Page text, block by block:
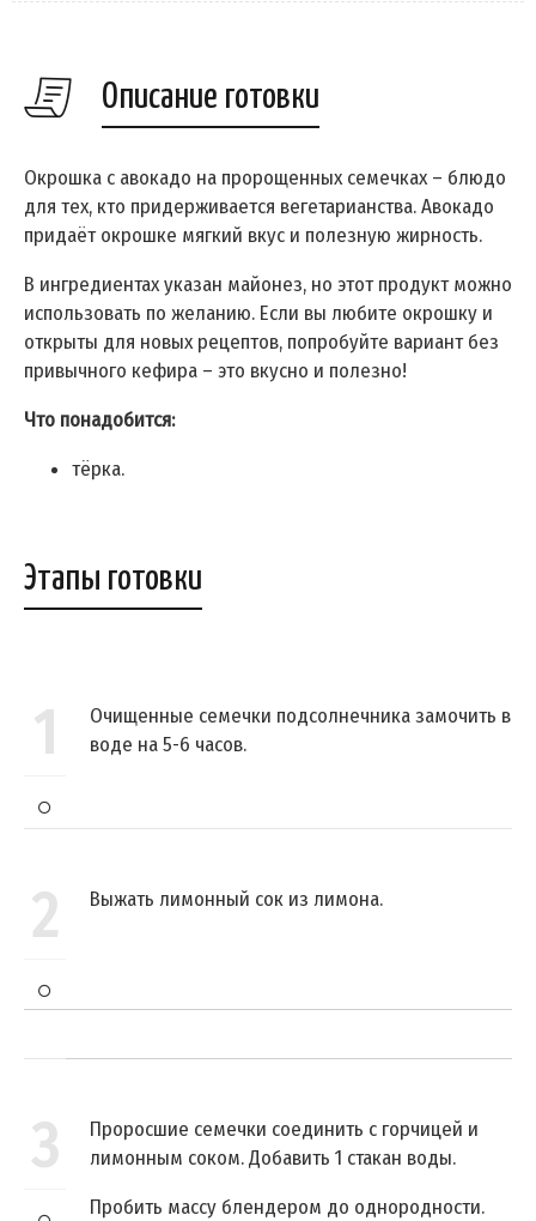
Описание готовки
Окрошка с авокадо на пророщенных семечках – блюдо
для тех, кто придерживается вегетарианства. Авокадо
придаёт окрошке мягкий вкус и полезную жирность.
В ингредиентах указан майонез, но этот продукт можно
использовать по желанию. Если вы любите окрошку и
открыты для новых рецептов, попробуйте вариант без
привычного кефира – это вкусно и полезно!
Что понадобится:
тёрка.
Этапы готовки
1
Очищенные семечки подсолнечника замочить в
воде на 5-6 часов.
2 Выжать лимонный сок из лимона.
3
Проросшие семечки соединить с горчицей и
лимонным соком. Добавить 1 стакан воды.
Пробить массу блендером до однородности.